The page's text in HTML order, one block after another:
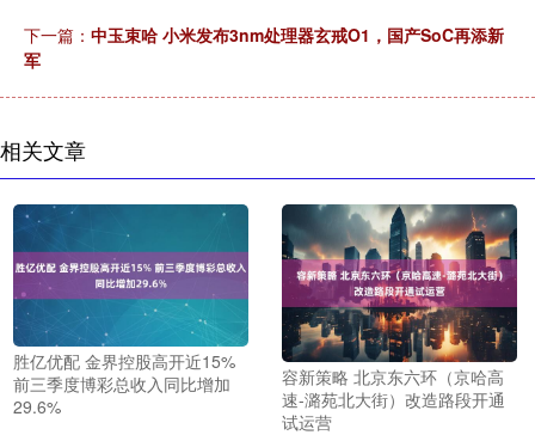
下一篇： 中玉束哈 小米发布3nm处理器玄戒O1，国产SoC再添新
军
相关文章
胜亿优配 金界控股高开近15%
前三季度博彩总收入同比增加
29.6%
容新策略 北京东六环（京哈高
速-潞苑北大街）改造路段开通
试运营